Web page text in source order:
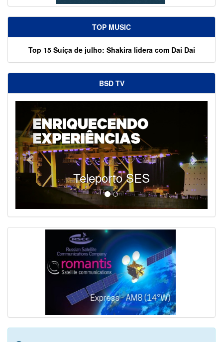
TOP MUSIC
Top 15 Suíça de julho: Shakira lidera com Dai Dai
BSD TV
Teleporto SES